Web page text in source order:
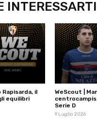
INTERESSARTI
il
equilibri
WeScout |
Serie D
9 Luglio 2026